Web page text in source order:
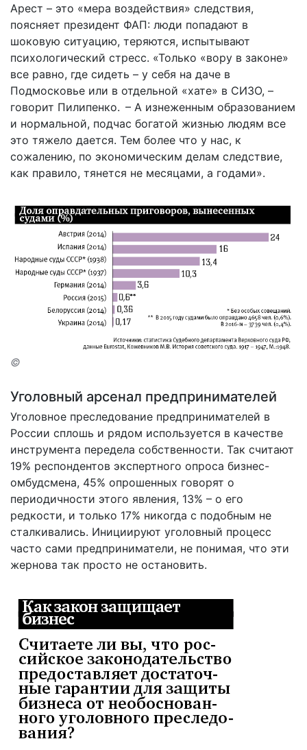
Арест – это «мера воздействия» следствия,
поясняет президент ФАП: люди попадают в
шоковую ситуацию, теряются, испытывают
психологический стресс. «Только «вору в законе»
все равно, где сидеть – у себя на даче в
Подмосковье или в отдельной «хате» в СИЗО, –
говорит Пилипенко. – А изнеженным образованием
и нормальной, подчас богатой жизнью людям все
это тяжело дается. Тем более что у нас, к
сожалению, по экономическим делам следствие,
как правило, тянется не месяцами, а годами».
©
Уголовный арсенал предпринимателей
Уголовное преследование предпринимателей в
России сплошь и рядом используется в качестве
инструмента передела собственности. Так считают
19% респондентов экспертного опроса бизнес-
омбудсмена, 45% опрошенных говорят о
периодичности этого явления, 13% – о его
редкости, и только 17% никогда с подобным не
сталкивались. Инициируют уголовный процесс
часто сами предприниматели, не понимая, что эти
жернова так просто не остановить.